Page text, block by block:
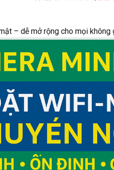
– dễ mở rộng cho mọi không